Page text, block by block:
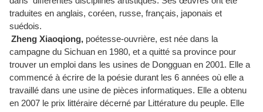
traduites en anglais, coréen, russe, français, japonais et
suédois.
Zheng Xiaoqiong, poétesse-ouvrière, est née dans la
campagne du Sichuan en 1980, et a quitté sa province pour
trouver un emploi dans les usines de Dongguan en 2001. Elle a
commencé à écrire de la poésie durant les 6 années où elle a
travaillé dans une usine de pièces informatiques. Elle a obtenu
en 2007 le prix littéraire décerné par Littérature du peuple. Elle